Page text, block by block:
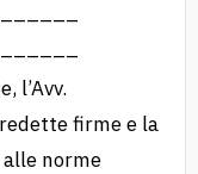
l’Avv.
firme e la
norme